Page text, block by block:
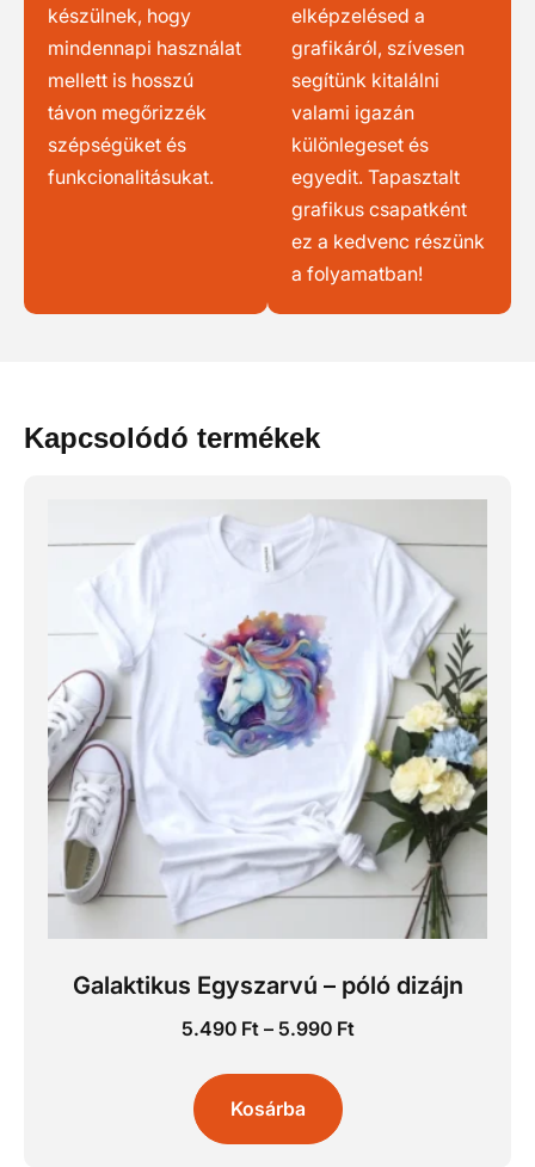
készülnek, hogy
mindennapi használat
mellett is hosszú
távon megőrizzék
szépségüket és
funkcionalitásukat.
elképzelésed a
grafikáról, szívesen
segítünk kitalálni
valami igazán
különlegeset és
egyedit. Tapasztalt
grafikus csapatként
ez a kedvenc részünk
a folyamatban!
Kapcsolódó termékek
Galaktikus Egyszarvú – póló dizájn
5.490 Ft – 5.990 Ft
Kosárba